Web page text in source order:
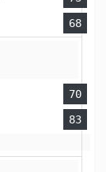
68
70
83